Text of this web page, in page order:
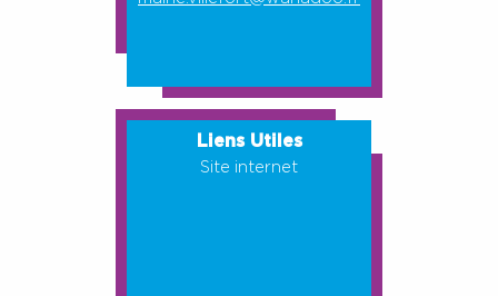
Liens Utiles
Site internet